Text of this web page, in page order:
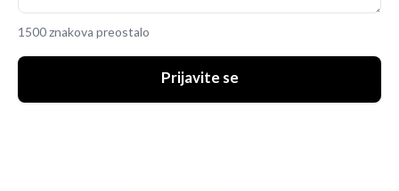
1500 znakova preostalo
Prijavite se